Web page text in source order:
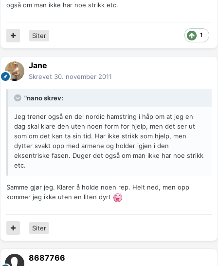
også om man ikke har noe strikk etc.
1
Siter
Jane
Skrevet 30. november 2011
"nano skrev:
Jeg trener også en del nordic hamstring i håp om at jeg en
dag skal klare den uten noen form for hjelp, men det ser ut
som om det kan ta sin tid. Har ikke strikk som hjelp, men
dytter svakt opp med armene og holder igjen i den
eksentriske fasen. Duger det også om man ikke har noe strikk
etc.
Samme gjør jeg. Klarer å holde noen rep. Helt ned, men opp
kommer jeg ikke uten en liten dyrt
Siter
8687766